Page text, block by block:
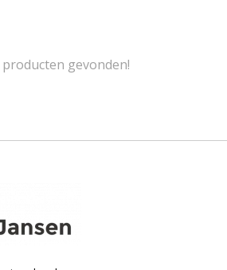
producten gevonden!